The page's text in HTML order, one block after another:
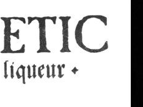
una ressenya.